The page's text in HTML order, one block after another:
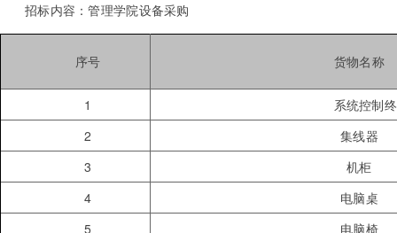
招标内容：管理学院设备采购
序号 货物名称
1
系统控制
2
集线器
3
机柜
4
电脑桌
5
电脑椅